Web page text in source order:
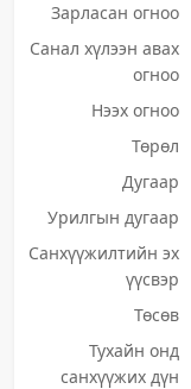
Зарласан огноо
Санал хүлээн авах
огноо
Нээх огноо
Төрөл
Дугаар
Урилгын дугаар
Санхүүжилтийн эх
үүсвэр
Төсөв
Тухайн онд
санхүүжих дүн